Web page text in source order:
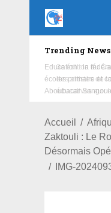
Trending News
Education : la
écoles primaire et
Aboubacar
Accueil
Zaktouli : Le
Désormais
IMG-